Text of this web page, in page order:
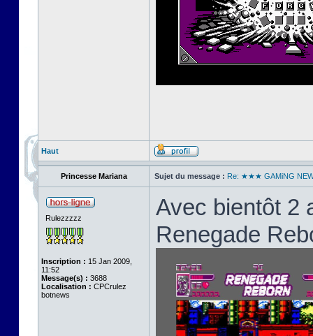
Haut
Princesse Mariana Sujet du message : Re: ★★★ GAMiNG
Rulezzzzz
Inscription : 15 Jan 2009,
11:52
Message(s) : 3688
Localisation : CPCrulez
botnews
Avec bientôt 2
Renegade